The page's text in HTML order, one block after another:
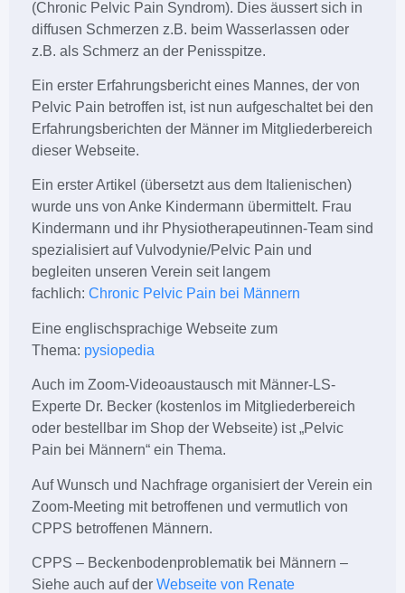
(Chronic Pelvic Pain Syndrom). Dies äussert sich in
diffusen Schmerzen z.B. beim Wasserlassen oder
z.B. als Schmerz an der Penisspitze.
Ein erster Erfahrungsbericht eines Mannes, der von
Pelvic Pain betroffen ist, ist nun aufgeschaltet bei den
Erfahrungsberichten der Männer im Mitgliederbereich
dieser Webseite.
Ein erster Artikel (übersetzt aus dem Italienischen)
wurde uns von Anke Kindermann übermittelt. Frau
Kindermann und ihr Physiotherapeutinnen-Team sind
spezialisiert auf Vulvodynie/Pelvic Pain und
begleiten unseren Verein seit langem
fachlich: Chronic Pelvic Pain bei Männern
Eine englischsprachige Webseite zum
Thema: pysiopedia
Auch im Zoom-Videoaustausch mit Männer-LS-
Experte Dr. Becker (kostenlos im Mitgliederbereich
oder bestellbar im Shop der Webseite) ist „Pelvic
Pain bei Männern“ ein Thema.
Auf Wunsch und Nachfrage organisiert der Verein ein
Zoom-Meeting mit betroffenen und vermutlich von
CPPS betroffenen Männern.
CPPS – Beckenbodenproblematik bei Männern –
Siehe auch auf der Webseite von Renate